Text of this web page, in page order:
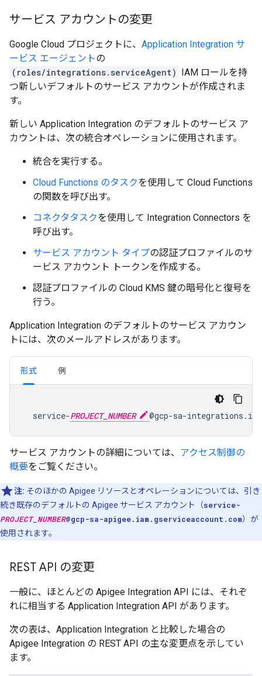
サービス アカウントの変更
Google Cloud プロジェクトに、 Application Integration サ
ービス エージェントの
(roles/integrations.serviceAgent) IAM ロールを持
つ新しいデフォルトのサービス アカウントが作成されま
す。
新しい Application Integration のデフォルトのサービス ア
カウントは、次の統合オペレーションに使用されます。
統合を実行する。
Cloud Functions のタスクを使用して Cloud Functions
の関数を呼び出す。
コネクタタスクを使用して Integration Connectors を
呼び出す。
サービス アカウント タイプの認証プロファイルのサ
ービス アカウント トークンを作成する。
認証プロファイルの Cloud KMS 鍵の暗号化と復号を
行う。
Application Integration のデフォルトのサービス アカウン
トには、次のメールアドレスがあります。
形式 例
  service-
PROJECT_NUMBER
サービス アカウントの詳細については、 アクセス制御の
概要をご覧ください。
注: そのほかの Apigee リソースとオペレーションについては、引き
続き既存のデフォルトの Apigee サービス アカウント（service-
PROJECT_NUMBER@gcp-sa-apigee.iam.gserviceaccount.com）が
使用されます。
REST API の変更
一般に、ほとんどの Apigee Integration API には、それぞ
れに相当する Application Integration API があります。
次の表は、Application Integration と比較した場合の
Apigee Integration の REST API の主な変更点を示してい
ます。